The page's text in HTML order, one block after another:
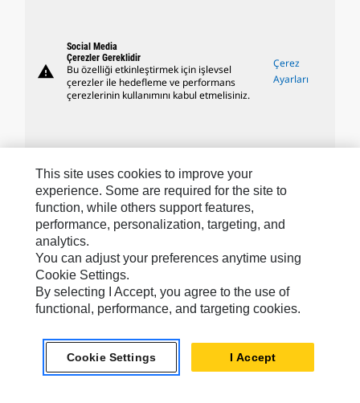
warning
Social Media
Çerezler Gereklidir
Bu özelliği etkinleştirmek için işlevsel
çerezler ile hedefleme ve performans
çerezlerinin kullanımını kabul etmelisiniz.
Çerez
Ayarları
Caterpillar Markaları
Caterpillar.com
Caterpillar Müşteri Hizmetleri Ve Iletişim
Site Haritası
Yasal
Gizlilik
This site uses cookies to improve your
experience. Some are required for the site to
function, while others support features,
performance, personalization, targeting, and
analytics.
You can adjust your preferences anytime using
Cookie Settings.
By selecting I Accept, you agree to the use of
functional, performance, and targeting cookies.
Cookie Settings I Accept